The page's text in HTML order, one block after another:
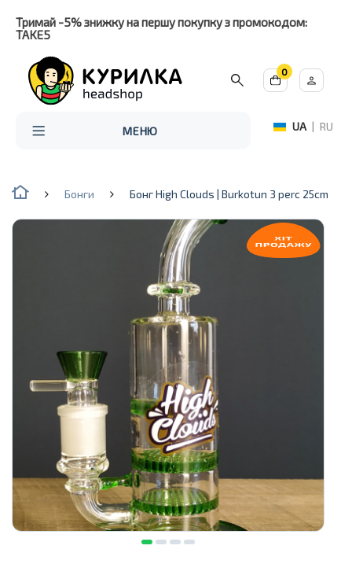
Тримай -5% знижку на першу покупку з промокодом:
TAKE5
0
МЕНЮ UA | RU
Бонги Бонг High Clouds | Burkotun 3 perc 25cm